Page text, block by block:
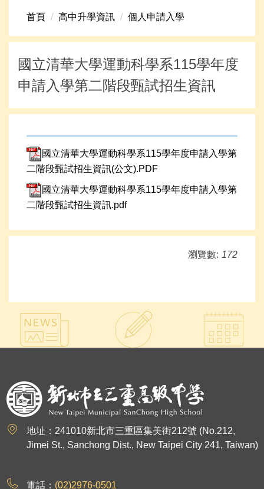
新生專區
學校組織
首頁 高中升學資訊 個人申請入學
國立清華大學運動科學系115學年度
申請入學第二階段甄試招生資訊
國立清華大學運動科學系115學年度申請入學第
二階段甄試招生資訊(公文).PDF
國立清華大學運動科學系115學年度申請入學第
二階段甄試招生資訊.pdf
瀏覽數: 172
地址：241010新北市三重區集美街212號 (No.212,
Jimei St., Sanchong Dist., New Taipei City 241, Taiwan)
電話： (02)2976-0501